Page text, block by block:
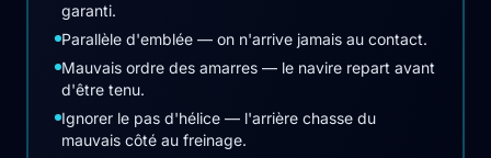
garanti.
Parallèle d'emblée — on n'arrive jamais au contact.
Mauvais ordre des amarres — le navire repart avant
d'être tenu.
Ignorer le pas d'hélice — l'arrière chasse du
mauvais côté au freinage.